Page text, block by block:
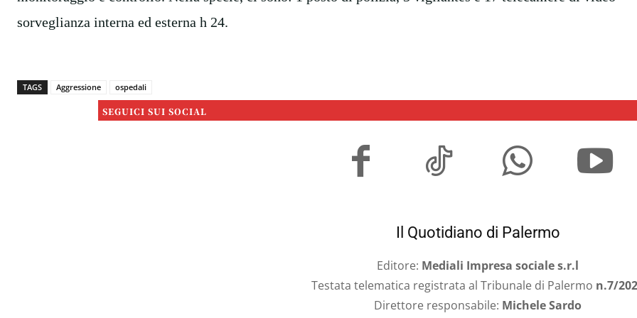
sorveglianza interna ed esterna h 24.
TAGS Aggressione ospedali
SEGUICI SUI SOCIAL
Il Quotidiano di Palermo
Editore: Mediali Impresa sociale s.r.l
Testata telematica registrata al Tribunale di Palermo n.7/
Direttore responsabile: Michele Sardo